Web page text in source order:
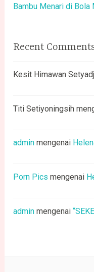
Bambu Menari di Bola
Recent
Kesit Himawan
Titi Setiyoningsih
admin mengenai
Porn Pics mengenai
admin mengenai